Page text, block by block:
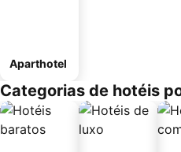
Aparthotel
Categorias de hotéis